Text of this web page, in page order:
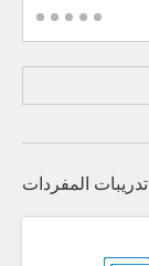
تدريبات المفردات